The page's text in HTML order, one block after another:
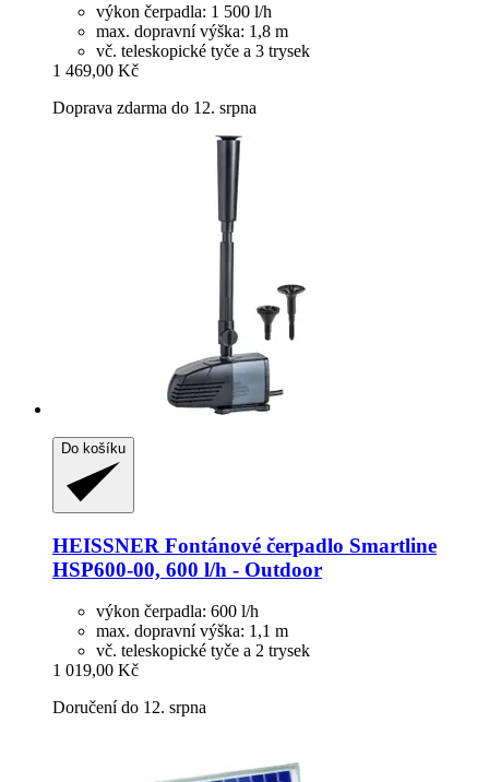
výkon čerpadla: 1 500 l/h
max. dopravní výška: 1,8 m
vč. teleskopické tyče a 3 trysek
1 469,00 Kč
Doprava zdarma do 12. srpna
Do košíku
HEISSNER Fontánové čerpadlo Smartline
HSP600-​00, 600 l/h -​ Outdoor
výkon čerpadla: 600 l/h
max. dopravní výška: 1,1 m
vč. teleskopické tyče a 2 trysek
1 019,00 Kč
Doručení do 12. srpna